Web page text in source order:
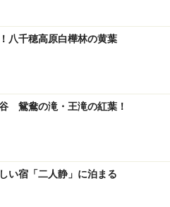
八千穂高原白樺林の黄葉
鴛鴦の滝・王滝の紅葉！
い宿「二人静」に泊まる